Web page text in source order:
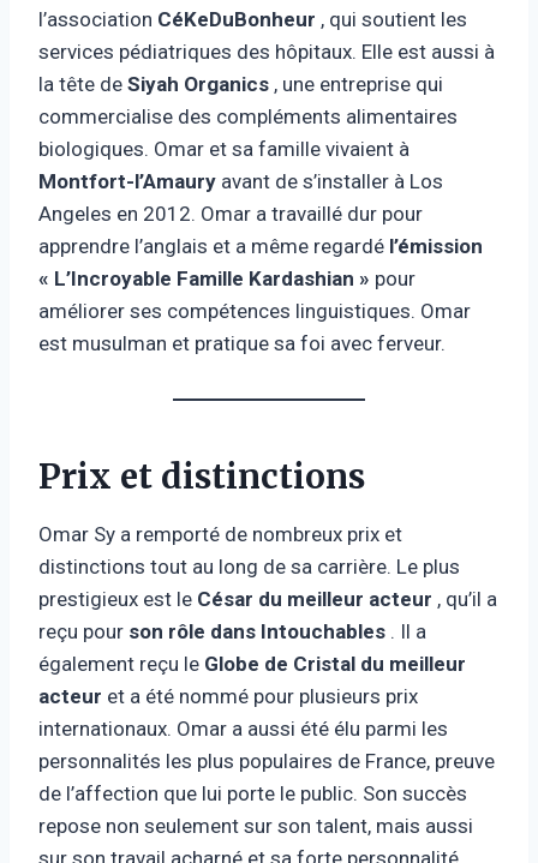
l’association CéKeDuBonheur , qui soutient les
services pédiatriques des hôpitaux. Elle est aussi à
la tête de Siyah Organics , une entreprise qui
commercialise des compléments alimentaires
biologiques. Omar et sa famille vivaient à
Montfort-l’Amaury avant de s’installer à Los
Angeles en 2012. Omar a travaillé dur pour
apprendre l’anglais et a même regardé l’émission
« L’Incroyable Famille Kardashian » pour
améliorer ses compétences linguistiques. Omar
est musulman et pratique sa foi avec ferveur.
Prix ​​et distinctions
Omar Sy a remporté de nombreux prix et
distinctions tout au long de sa carrière. Le plus
prestigieux est le César du meilleur acteur , qu’il a
reçu pour son rôle dans Intouchables . Il a
également reçu le Globe de Cristal du meilleur
acteur et a été nommé pour plusieurs prix
internationaux. Omar a aussi été élu parmi les
personnalités les plus populaires de France, preuve
de l’affection que lui porte le public. Son succès
repose non seulement sur son talent, mais aussi
sur son travail acharné et sa forte personnalité.